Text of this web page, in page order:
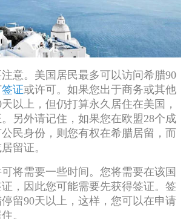
。美国居民最多可以访问希腊90
签证或许可。如果您出于商务或其他
以上，但仍打算永久居住在美国，
另外请记住，如果您在欧盟28个成
民身份，则您有权在希腊居留，而
留证。
需要一些时间。您将需要在该国
，因此您可能需要先获得签证。签
留90天以上，这样，您可以在申请
。